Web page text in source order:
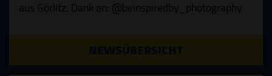
aus Görlitz. Dank an: @beinspiredby_photography